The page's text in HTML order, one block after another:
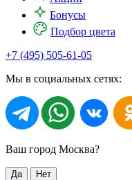
Бонусы
Подбор цвета
+7 (495) 505-61-05
Мы в социальных сетях:
Ваш город Москва?
Да Нет